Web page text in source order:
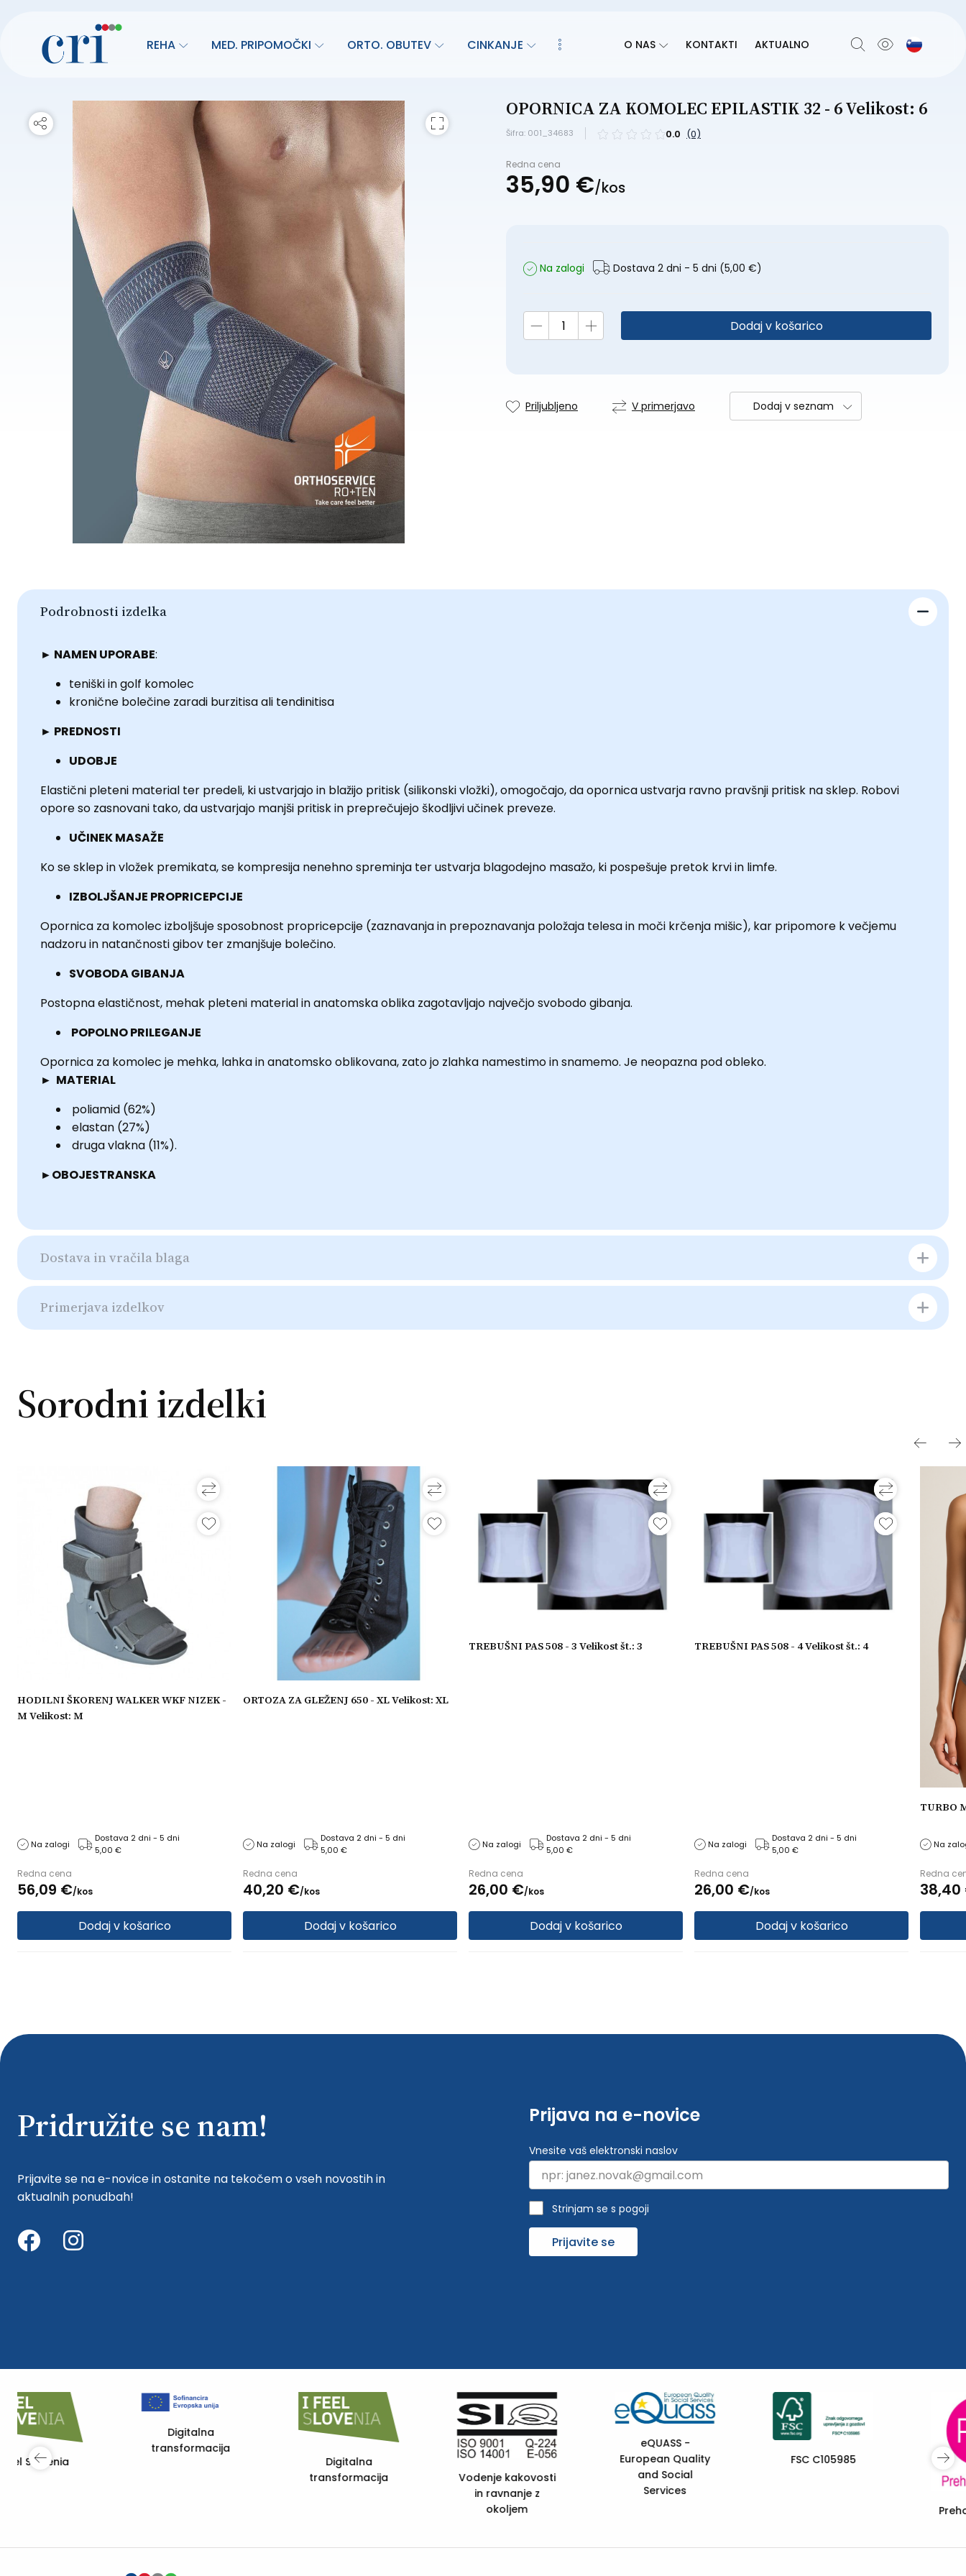
REHA MED. PRIPOMOČKI ORTO. OBUTEV CINKANJE O NAS KONTAKTI AKTUALNO
OPORNICA ZA KOMOLEC EPILASTIK 32 - 6 Velikost: 6
Šifra: 001_34683 0.0 (0)
Redna cena
35,90 €/kos
Na zalogi Dostava 2 dni - 5 dni (5,00 €)
Dodaj v košarico
Priljubljeno V primerjavo Dodaj v seznam
Podrobnosti izdelka
► NAMEN UPORABE:
teniški in golf komolec
kronične bolečine zaradi burzitisa ali tendinitisa
► PREDNOSTI
UDOBJE
Elastični pleteni material ter predeli, ki ustvarjajo in blažijo pritisk (silikonski vložki), omogočajo, da opornica ustvarja ravno pravšnji pritisk na sklep. Robovi
opore so zasnovani tako, da ustvarjajo manjši pritisk in preprečujejo škodljivi učinek preveze.
UČINEK MASAŽE
Ko se sklep in vložek premikata, se kompresija nenehno spreminja ter ustvarja blagodejno masažo, ki pospešuje pretok krvi in limfe.
IZBOLJŠANJE PROPRICEPCIJE
Opornica za komolec izboljšuje sposobnost propricepcije (zaznavanja in prepoznavanja položaja telesa in moči krčenja mišic), kar pripomore k večjemu
nadzoru in natančnosti gibov ter zmanjšuje bolečino.
SVOBODA GIBANJA
Postopna elastičnost, mehak pleteni material in anatomska oblika zagotavljajo največjo svobodo gibanja.
POPOLNO PRILEGANJE
Opornica za komolec je mehka, lahka in anatomsko oblikovana, zato jo zlahka namestimo in snamemo. Je neopazna pod obleko.
► MATERIAL
poliamid (62%)
elastan (27%)
druga vlakna (11%).
►OBOJESTRANSKA
Dostava in vračila blaga
Primerjava izdelkov
Sorodni izdelki
HODILNI ŠKORENJ WALKER WKF NIZEK -
M Velikost: M
Na zalogi
Dostava 2 dni - 5 dni
5,00 €
Redna cena
56,09 €/kos
Dodaj v košarico
ORTOZA ZA GLEŽENJ 650 - XL Velikost: XL
Na zalogi
Dostava 2 dni - 5 dni
5,00 €
Redna cena
40,20 €/kos
Dodaj v košarico
TREBUŠNI PAS 508 - 3 Velikost št.: 3
Na zalogi
Dostava 2 dni - 5 dni
5,00 €
Redna cena
26,00 €/kos
Dodaj v košarico
TREBUŠNI PAS 508 - 4 Velikost št.: 4
Na zalogi
Dostava 2 dni - 5 dni
5,00 €
Redna cena
26,00 €/kos
Dodaj v košarico
TURBO
Na
Redna
38,40
Pridružite se nam!
Prijavite se na e-novice in ostanite na tekočem o vseh novostih in
aktualnih ponudbah!
Prijava na e-novice
Vnesite vaš elektronski naslov
Strinjam se s pogoji
Prijavite se
Digitalna
eQUASS -
European Quality
and Social
FSC C105985
Sofinancira